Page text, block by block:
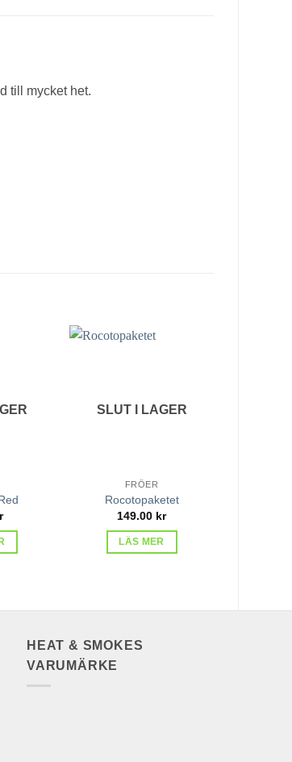
till mycket het.
SLUT I LAGER
FRÖER
Rocotopaketet
149.00 kr
LÄS MER
HEAT & SMOKES
VARUMÄRKE